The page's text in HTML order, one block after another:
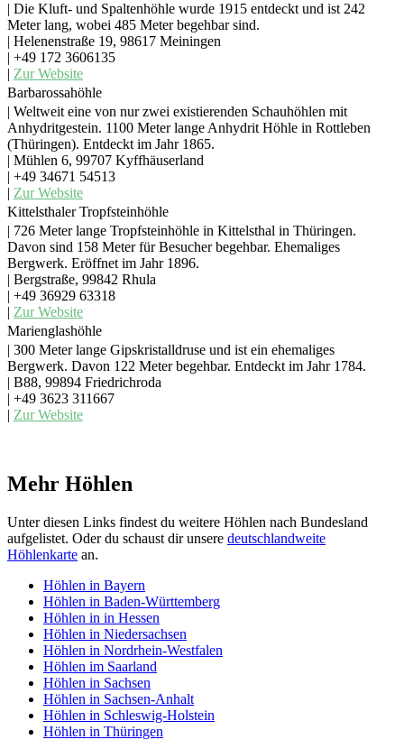
| Die Kluft- und Spaltenhöhle wurde 1915 entdeckt und ist 242
Meter lang, wobei 485 Meter begehbar sind.
| Helenenstraße 19, 98617 Meiningen
| +49 172 3606135
| Zur Website
Barbarossahöhle
| Weltweit eine von nur zwei existierenden Schauhöhlen mit
Anhydritgestein. 1100 Meter lange Anhydrit Höhle in Rottleben
(Thüringen). Entdeckt im Jahr 1865.
| Mühlen 6, 99707 Kyffhäuserland
| +49 34671 54513
| Zur Website
Kittelsthaler Tropfsteinhöhle
| 726 Meter lange Tropfsteinhöhle in Kittelsthal in Thüringen.
Davon sind 158 Meter für Besucher begehbar. Ehemaliges
Bergwerk. Eröffnet im Jahr 1896.
| Bergstraße, 99842 Rhula
| +49 36929 63318
| Zur Website
Marienglashöhle
| 300 Meter lange Gipskristalldruse und ist ein ehemaliges
Bergwerk. Davon 122 Meter begehbar. Entdeckt im Jahr 1784.
| B88, 99894 Friedrichroda
| +49 3623 311667
| Zur Website
Mehr Höhlen
Unter diesen Links findest du weitere Höhlen nach Bundesland
aufgelistet. Oder du schaust dir unsere deutschlandweite
Höhlenkarte an.
Höhlen in Bayern
Höhlen in Baden-Württemberg
Höhlen in in Hessen
Höhlen in Niedersachsen
Höhlen in Nordrhein-Westfalen
Höhlen im Saarland
Höhlen in Sachsen
Höhlen in Sachsen-Anhalt
Höhlen in Schleswig-Holstein
Höhlen in Thüringen